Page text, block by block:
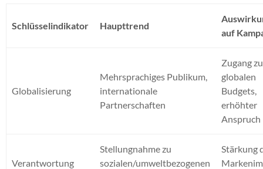
Schlüsselindikator Haupttrend
auf
Globalisierung
Mehrsprachiges Publikum,
internationale
Partnerschaften
Zugang zu
globalen
Budgets,
erhöhter
Anspruch
Verantwortung
Stellungnahme zu
sozialen/umweltbezogenen
Stärkung